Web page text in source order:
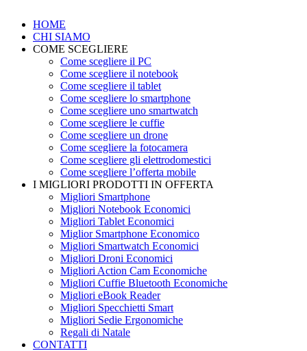
HOME
CHI SIAMO
COME SCEGLIERE
Come scegliere il PC
Come scegliere il notebook
Come scegliere il tablet
Come scegliere lo smartphone
Come scegliere uno smartwatch
Come scegliere le cuffie
Come scegliere un drone
Come scegliere la fotocamera
Come scegliere gli elettrodomestici
Come scegliere l’offerta mobile
I MIGLIORI PRODOTTI IN OFFERTA
Migliori Smartphone
Migliori Notebook Economici
Migliori Tablet Economici
Miglior Smartphone Economico
Migliori Smartwatch Economici
Migliori Droni Economici
Migliori Action Cam Economiche
Migliori Cuffie Bluetooth Economiche
Migliori eBook Reader
Migliori Specchietti Smart
Migliori Sedie Ergonomiche
Regali di Natale
CONTATTI